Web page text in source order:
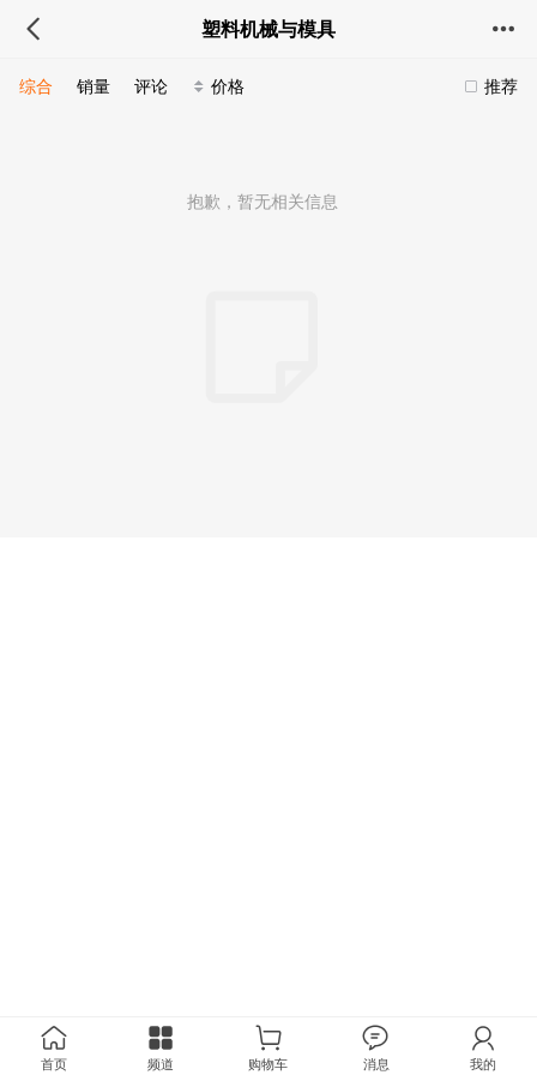
塑料机械与模具
推荐
综合 销量 评论 价格
抱歉，暂无相关信息
首页 频道 购物车 消息 我的